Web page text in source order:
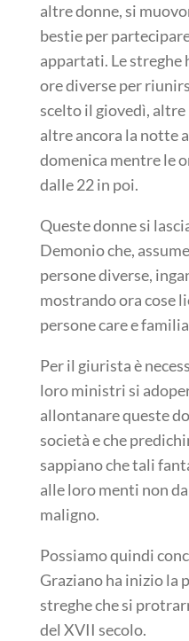
altre donne, si
bestie per
appartati. Le
ore diverse per
scelto il giovedì,
altre ancora la notte
domenica mentre le
dalle 22 in poi.
Queste donne si
Demonio che,
persone diverse,
mostrando ora cose
persone care e
Per il giurista è
loro ministri si
allontanare queste
società e che
sappiano che tali
alle loro menti non
maligno.
Possiamo quindi
Graziano ha inizio la
streghe che si
del XVII secolo.